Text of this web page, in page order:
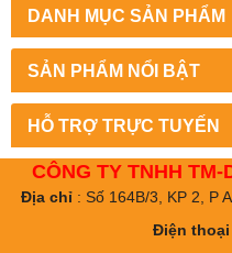
DANH MỤC SẢN PHẨM
SẢN PHẨM NỔI BẬT
HỖ TRỢ TRỰC TUYẾN
CÔNG TY TNHH
Địa chỉ: Số 164B/3, KP 2, P
Điện thoại